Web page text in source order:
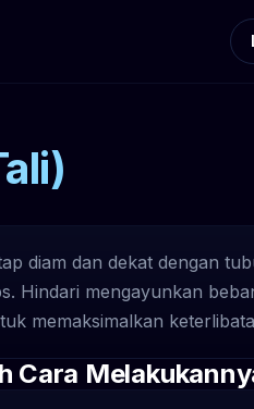
diam dan dekat dengan
Hindari mengayunkan
memaksimalkan
Cara